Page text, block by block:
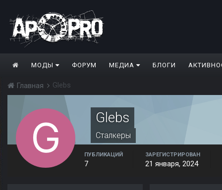
МОДЫ ФОРУМ МЕДИА БЛОГИ
Главная Glebs
Glebs
Сталкеры
ПУБЛИКАЦИЙ
7
ЗАРЕГИСТРИРОВАН
21 января, 2024